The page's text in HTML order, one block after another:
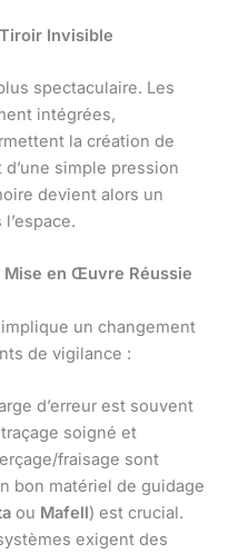
Invisible
spectaculaire. Les
intégrées,
la création de
simple pression
devient alors un
Mise en Œuvre Réussie
un changement
de vigilance :
d’erreur est souvent
soigné et
fraisage sont
bon matériel de guidage
ou Mafell) est crucial.
exigent des